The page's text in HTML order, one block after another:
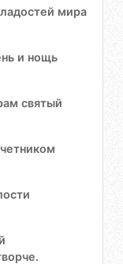
мира
и нощь
святый